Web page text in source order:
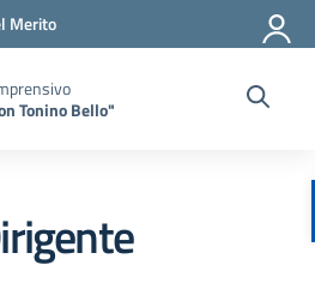
Merito
Tonino Bello"